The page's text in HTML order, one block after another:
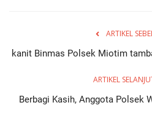
ARTIKEL
kanit Binmas Polsek Miotim
ARTIKEL
Berbagi Kasih, Anggota Polsek